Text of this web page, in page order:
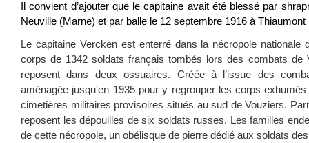
Il convient d’ajouter que le capitaine avait été blessé par
Neuville (Marne) et par balle le 12 septembre 1916 à
Le capitaine Vercken est enterré dans la nécropole nationale
corps de 1342 soldats français tombés lors des combats de
reposent dans deux ossuaires. Créée à l’issue des
aménagée jusqu'en 1935 pour y regrouper les corps
cimetières militaires provisoires situés au sud de Vouziers.
reposent les dépouilles de six soldats russes. Les familles
de cette nécropole, un obélisque de pierre dédié aux soldats